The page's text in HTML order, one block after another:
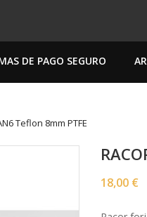
DE PAGO SEGURO
Teflon 8mm PTFE
18,00 €